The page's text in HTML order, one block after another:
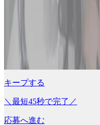
キープする
＼最短45秒で完了／
応募へ進む